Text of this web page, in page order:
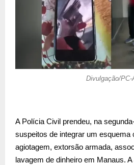
Divulgação/PC-
A Polícia Civil prendeu, na
suspeitos de integrar um esquema
agiotagem, extorsão armada,
lavagem de dinheiro em Manaus.